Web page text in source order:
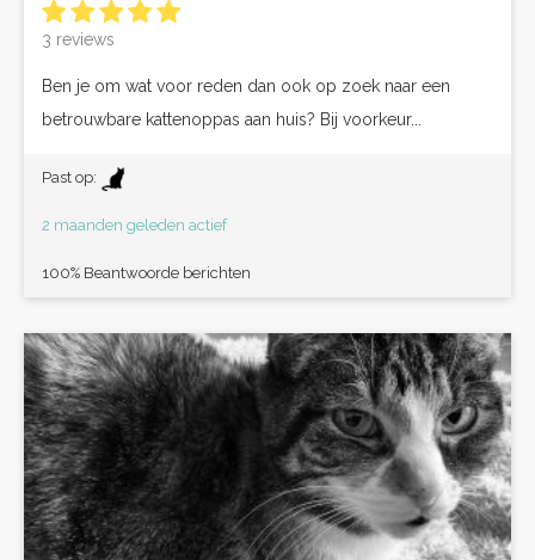
3 reviews
Ben je om wat voor reden dan ook op zoek naar een
betrouwbare kattenoppas aan huis? Bij voorkeur...
Past op:
2 maanden geleden actief
100% Beantwoorde berichten